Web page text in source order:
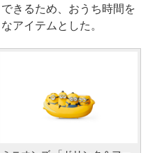
きるため、おうち時間を
アイテムとした。